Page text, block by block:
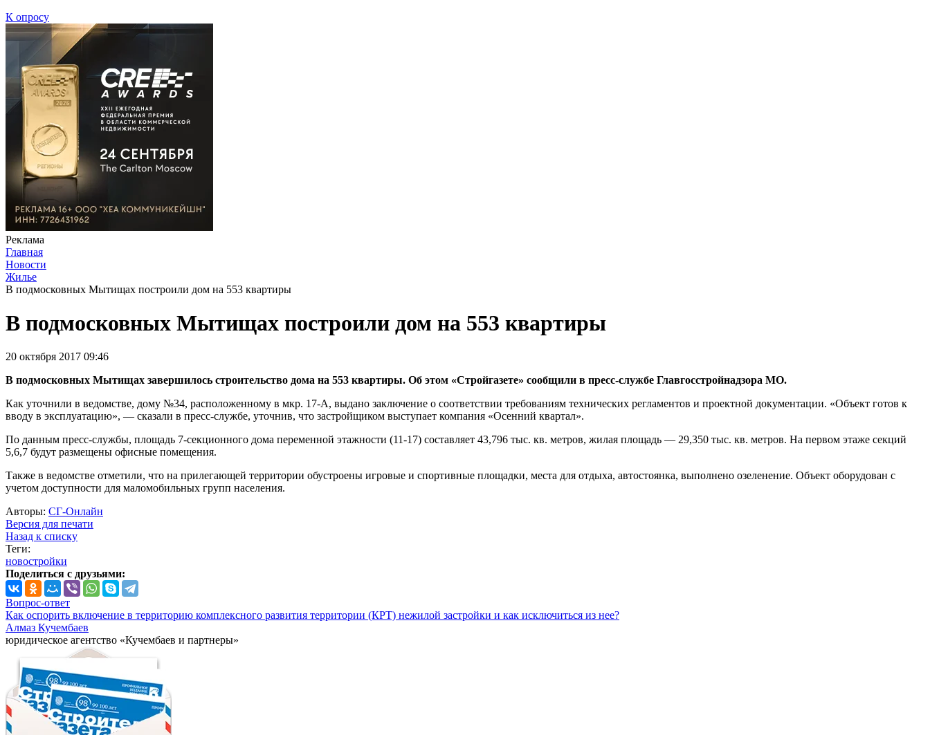
К опросу
Реклама
Главная
Новости
Жилье
В подмосковных Мытищах построили дом на 553 квартиры
В подмосковных Мытищах построили дом на 553 квартиры
20 октября 2017 09:46
В подмосковных Мытищах завершилось строительство дома на 553 квартиры. Об этом «Стройгазете» сообщили в пресс-службе Главгосстройнадзора МО.
Как уточнили в ведомстве, дому №34, расположенному в мкр. 17-А, выдано заключение о соответствии требованиям технических регламентов и проектной документации. «Объект готов к
вводу в эксплуатацию», — сказали в пресс-службе, уточнив, что застройщиком выступает компания «Осенний квартал».
По данным пресс-службы, площадь 7-секционного дома переменной этажности (11-17) составляет 43,796 тыс. кв. метров, жилая площадь — 29,350 тыс. кв. метров. На первом этаже секций
5,6,7 будут размещены офисные помещения.
Также в ведомстве отметили, что на прилегающей территории обустроены игровые и спортивные площадки, места для отдыха, автостоянка, выполнено озеленение. Объект оборудован с
учетом доступности для маломобильных групп населения.
Авторы: СГ-Онлайн
Версия для печати
Назад к списку
Теги:
новостройки
Поделиться с друзьями:
Вопрос-ответ
Как оспорить включение в территорию комплексного развития территории (КРТ) нежилой застройки и как исключиться из нее?
Алмаз Кучембаев
юридическое агентство «Кучембаев и партнеры»